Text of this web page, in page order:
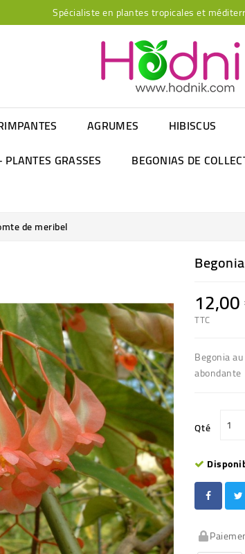
Spécialiste en plantes tropicales et
AGRUMES HIBISCUS
PLANTES GRASSES BEGONIAS DE
de meribel
TTC
Begonia
abondante
Qté